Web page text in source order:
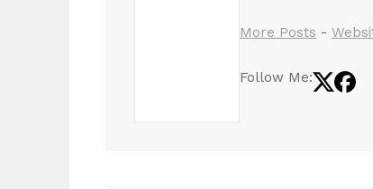
More Posts -
Follow Me: